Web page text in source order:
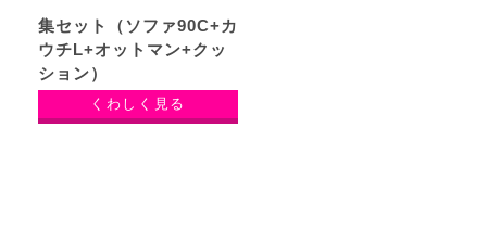
集セット（ソファ90C+カ
ウチL+オットマン+クッ
ション）
くわしく見る